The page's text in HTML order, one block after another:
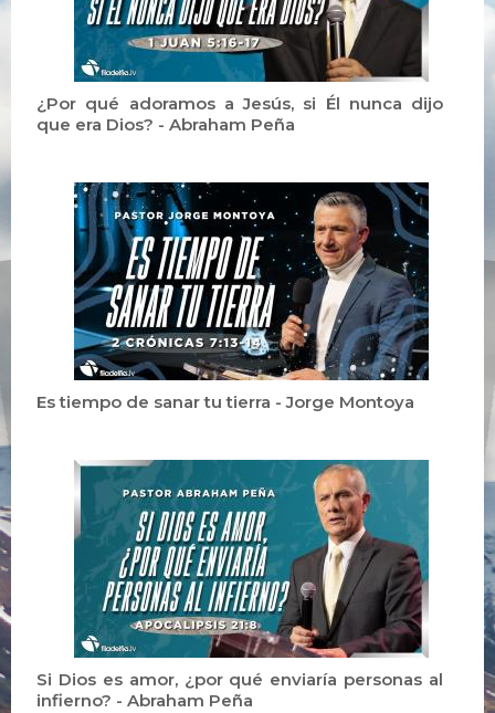
¿Por qué adoramos a Jesús, si Él nunca dijo
que era Dios? - Abraham Peña
Es tiempo de sanar tu tierra - Jorge Montoya
Si Dios es amor, ¿por qué enviaría personas al
infierno? - Abraham Peña